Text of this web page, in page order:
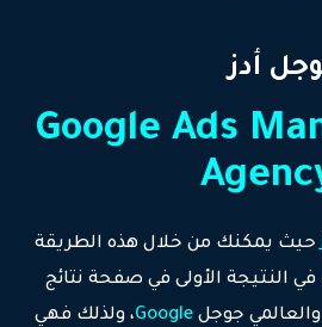
أدز
Google Ads
حيث يمكنك من خلال هذه الطريقة
النتيجة الأولى في صفحة نتائج
جوجل Google، ولذلك فهي